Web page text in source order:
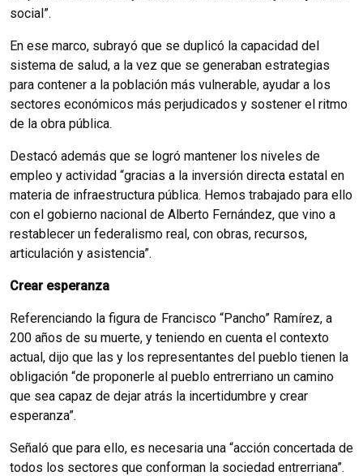
social”.
En ese marco, subrayó que se duplicó la capacidad del
sistema de salud, a la vez que se generaban estrategias
para contener a la población más vulnerable, ayudar a los
sectores económicos más perjudicados y sostener el ritmo
de la obra pública.
Destacó además que se logró mantener los niveles de
empleo y actividad “gracias a la inversión directa estatal en
materia de infraestructura pública. Hemos trabajado para ello
con el gobierno nacional de Alberto Fernández, que vino a
restablecer un federalismo real, con obras, recursos,
articulación y asistencia”.
Crear esperanza
Referenciando la figura de Francisco “Pancho” Ramírez, a
200 años de su muerte, y teniendo en cuenta el contexto
actual, dijo que las y los representantes del pueblo tienen la
obligación “de proponerle al pueblo entrerriano un camino
que sea capaz de dejar atrás la incertidumbre y crear
esperanza”.
Señaló que para ello, es necesaria una “acción concertada de
todos los sectores que conforman la sociedad entrerriana”.